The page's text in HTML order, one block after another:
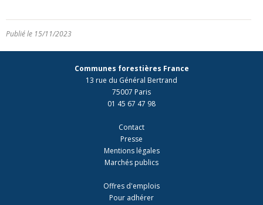
Publié le 15/11/2023
Communes forestières France
13 rue du Général Bertrand
75007 Paris
01 45 67 47 98
Contact
Presse
Mentions légales
Marchés publics
Offres d'emplois
Pour adhérer